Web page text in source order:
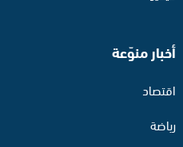
أخبار منوّعة
اقتصاد
رياضة